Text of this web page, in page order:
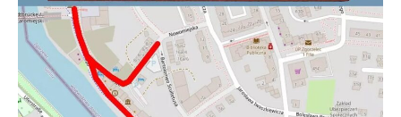
Zapamiętaj moje dane w tej przeglądarce podczas
pisania kolejnych komentarzy.